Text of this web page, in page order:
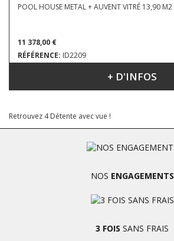
POOL HOUSE METAL + AUVENT VITRÉ 13,90 M2
11 378,00 €
RÉFÉRENCE: ID2209
DIMENSIONS : 5.82 X 2.38 M+ D'INFOS
Retrouvez 4 Détente avec vue !
NOS ENGAGEMENTS
3 FOIS SANS FRAIS